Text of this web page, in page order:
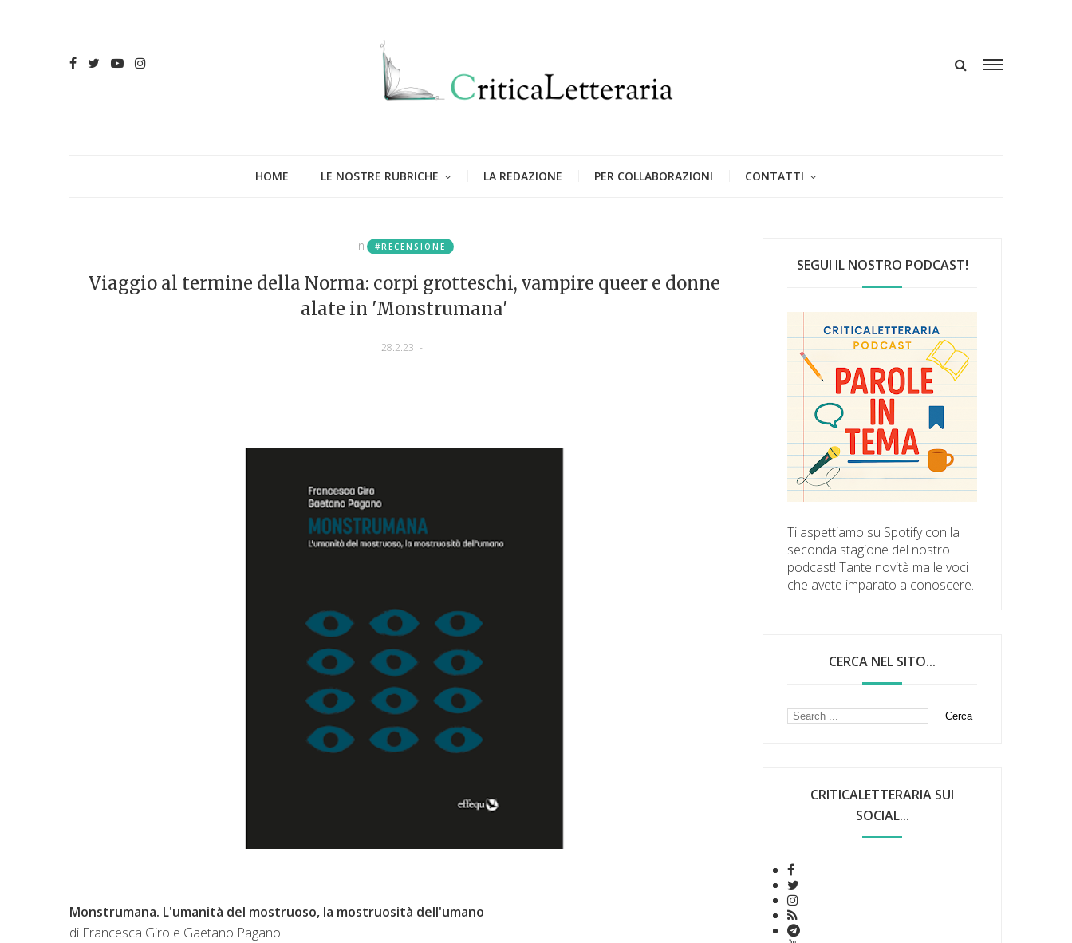
HOME LE NOSTRE RUBRICHE LA REDAZIONE PER COLLABORAZIONI CONTATTI
in #RECENSIONE
Viaggio al termine della Norma: corpi grotteschi, vampire queer e donne
alate in 'Monstrumana'
28.2.23 -
Monstrumana. L'umanità del mostruoso, la mostruosità dell'umano
di Francesca Giro e Gaetano Pagano
SEGUI IL NOSTRO PODCAST!
Ti aspettiamo su Spotify con la
seconda stagione del nostro
podcast! Tante novità ma le voci
che avete imparato a conoscere.
CERCA NEL SITO...
CRITICALETTERARIA SUI
SOCIAL...